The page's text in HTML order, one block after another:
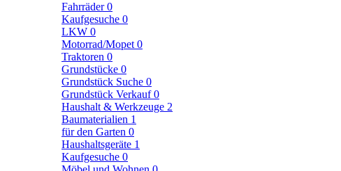
Fahrräder0
Kaufgesuche 0
LKW 0
Motorrad/Mopet 0
Traktoren 0
Grundstücke 0
Grundstück Suche 0
Grundstück Verkauf0
Haushalt & Werkzeuge 2
Baumaterialien 1
für den Garten 0
Haushaltsgeräte 1
Kaufgesuche 0